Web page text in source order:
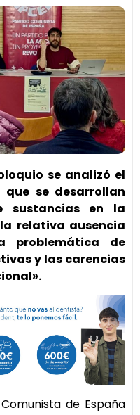
se analizó el
se desarrollan
sustancias en la
relativa ausencia
problemática de
y las carencias
de España